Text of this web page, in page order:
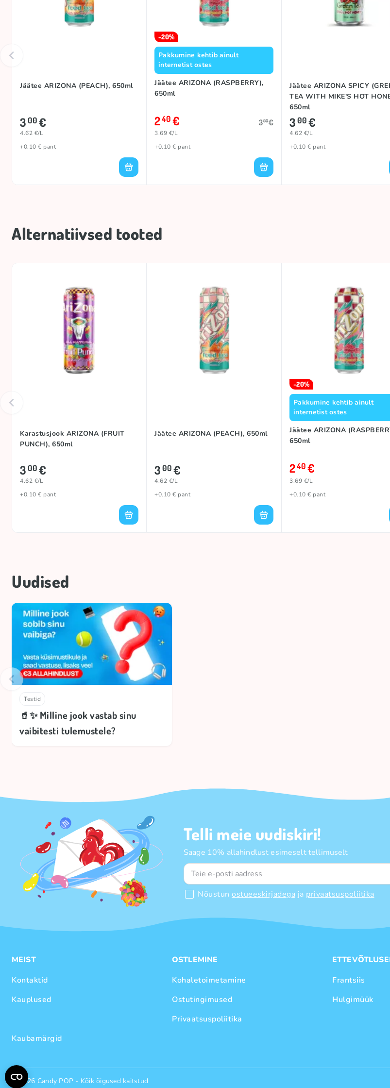
Jäätee ARIZONA (PEACH), 650ml
300€
4.62 €/L
+0.10 € pant
-20%
Pakkumine kehtib ainult
internetist ostes
Jäätee ARIZONA (RASPBERRY),
650ml
240€ 300€
3.69 €/L
+0.10 € pant
Jäätee ARIZONA SPICY
TEA WITH MIKE'S HOT
650ml
300€
4.62 €/L
+0.10 € pant
Alternatiivsed tooted
Karastusjook ARIZONA (FRUIT
PUNCH), 650ml
300€
4.62 €/L
+0.10 € pant
Jäätee ARIZONA (PEACH), 650ml
300€
4.62 €/L
+0.10 € pant
-20%
Pakkumine kehtib ainult
internetist ostes
Jäätee ARIZONA
650ml
240€
3.69 €/L
+0.10 € pant
Uudised
Testid
🥤✨ Milline jook vastab sinu
vaibitesti tulemustele?
Telli meie uudiskiri!
Saage 10% allahindlust esimeselt tellimuselt
Nõustun ostueeskirjadega ja privaatsuspoliitika
MEIST
Kontaktid
Kauplused
Kaubamärgid
OSTLEMINE
Kohaletoimetamine
Ostutingimused
Privaatsuspoliitika
Frantsiis
Hulgimüük
© 2026 Candy POP - Kõik õigused kaitstud